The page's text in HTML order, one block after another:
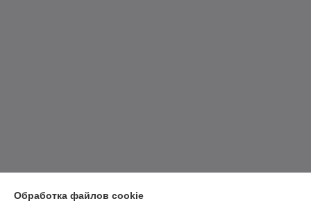
Обработка файлов cookie